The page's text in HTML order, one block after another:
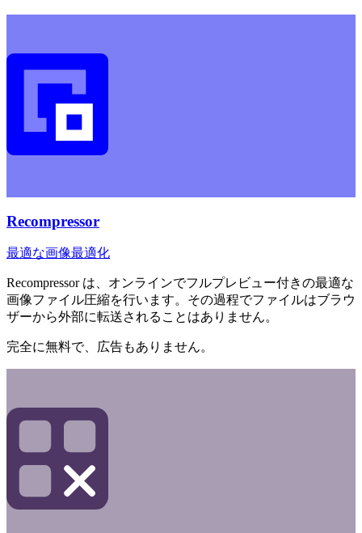
Recompressor
最適な画像最適化
Recompressor は、オンラインでフルプレビュー付きの最適な
画像ファイル圧縮を行います。その過程でファイルはブラウ
ザーから外部に転送されることはありません。
完全に無料で、広告もありません。